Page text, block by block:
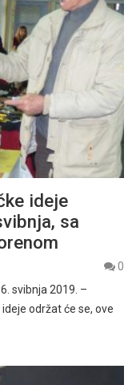
ideje
sa
0
svibnja 2019. –
održat će se, ove